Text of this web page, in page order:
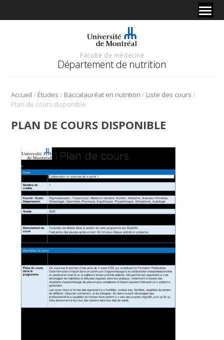
Faculté de médecine
Département de nutrition
Accueil / Études / Baccalauréat en nutrition / Liste des cours /
Plan de cours disponible
PLAN DE COURS DISPONIBLE